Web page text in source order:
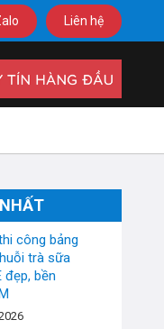
Liên hệ
công bảng
trà sữa
đẹp, bền